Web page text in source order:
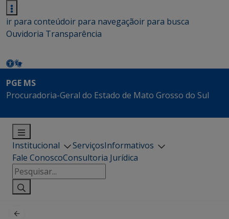
ir para conteúdoir para navegaçãoir para busca
Ouvidoria Transparência
PGE MS
Procuradoria-Geral do Estado de Mato Grosso do Sul
Institucional ServiçosInformativos
Fale ConoscoConsultoria Jurídica
Pesquisar
por: